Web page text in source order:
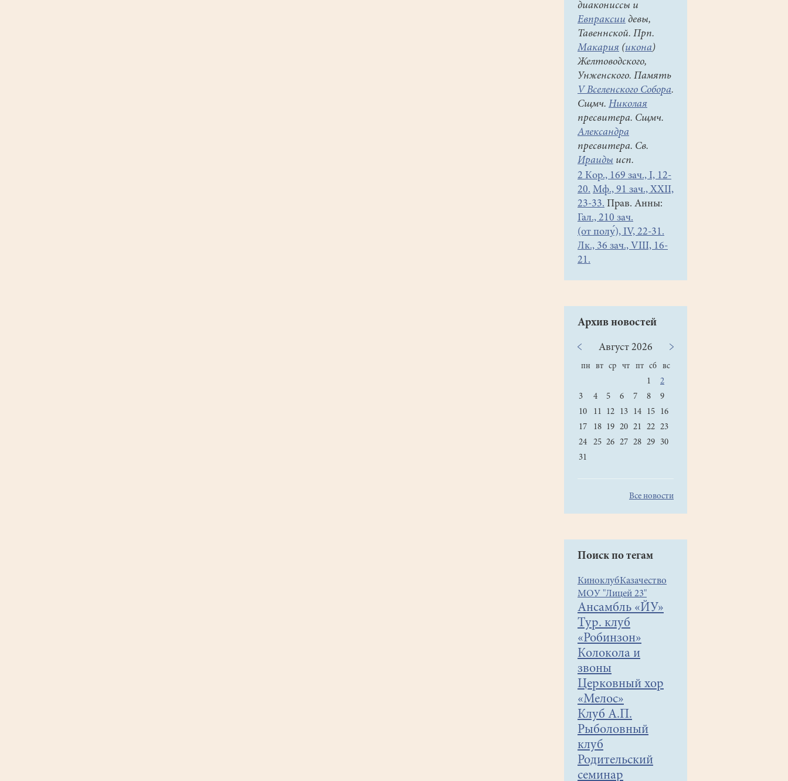
диакониссы и
Евпраксии девы,
Тавеннской. Прп.
Макария (икона)
Желтоводского,
Унженского. Память
V Вселенского Собора.
Сщмч. Николая
пресвитера. Сщмч.
Александра
пресвитера. Св.
Ираиды исп.
2 Кор., 169 зач., I, 12-
20. Мф., 91 зач., XXII,
23-33. Прав. Анны:
Гал., 210 зач.
(от полу́), IV, 22-31.
Лк., 36 зач., VIII, 16-
21.
Архив новостей
Август 2026
пн вт ср чт пт сб вс
1
2
3
4 5 6 7 8
9
10
11 12 13 14 15
16
17
18 19 20 21 22 23
24
25 26 27 28 29
30
31
Все новости
Поиск по тегам
КиноклубКазачество
МОУ "Лицей 23"
Ансамбль «ЙУ»
Тур. клуб
«Робинзон»
Колокола и
звоны
Церковный хор
«Мелос»
Клуб А.П.
Рыболовный
клуб
Родительский
семинар